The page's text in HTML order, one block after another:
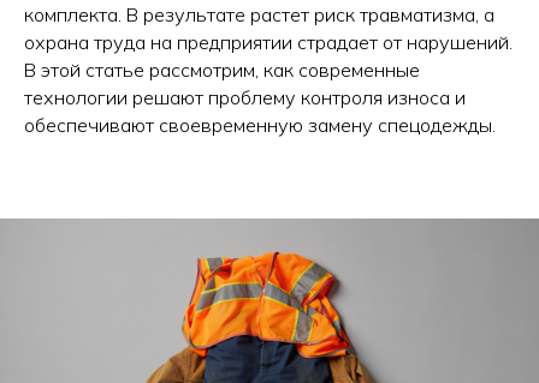
комплекта. В результате растет риск травматизма, а
охрана труда на предприятии страдает от нарушений.
В этой статье рассмотрим, как современные
технологии решают проблему контроля износа и
обеспечивают своевременную замену спецодежды.